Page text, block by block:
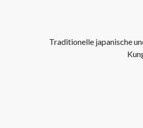
Traditionelle japanische